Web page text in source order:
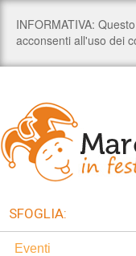
SFOGLIA:
Eventi